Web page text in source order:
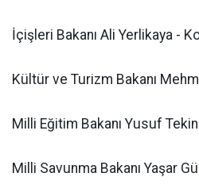
İçişleri Bakanı Ali Yerlikaya -
Kültür ve Turizm Bakanı
Milli Eğitim Bakanı Yusuf
Milli Savunma Bakanı Yaşar